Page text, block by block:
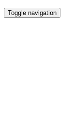
Toggle navigation